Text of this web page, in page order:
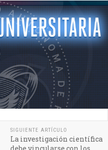
SIGUIENTE ARTÍCULO
La investigación científica
debe vincularse con los